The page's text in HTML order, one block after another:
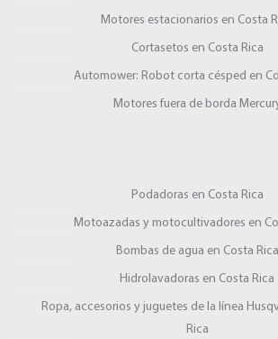
Motores estacionarios en Costa
Cortasetos en Costa Rica
Automower: Robot corta césped en
Motores fuera de borda
Podadoras en Costa Rica
Motoazadas y motocultivadores en
Bombas de agua en Costa Rica
Hidrolavadoras en Costa Rica
Ropa, accesorios y juguetes de la línea
Rica